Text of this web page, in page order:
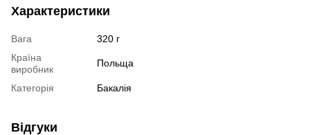
Характеристики
Вага
320 г
Країна
виробник
Польща
Категорія Бакалія
Відгуки